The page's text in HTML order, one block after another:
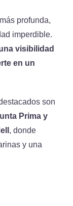
profunda,
imperdible.
visibilidad
en un
son
Prima y
, donde
y una